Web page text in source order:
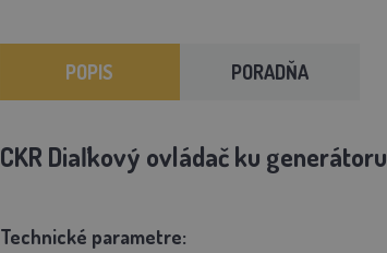
POPIS PORADŇA
CKR Diaľkový ovládač ku generátoru
Technické parametre: